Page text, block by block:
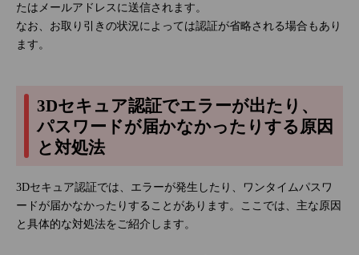
たはメールアドレスに送信されます。
なお、お取り引きの状況によっては認証が省略される場合もあり
ます。
3Dセキュア認証でエラーが出たり、
パスワードが届かなかったりする原因
と対処法
3Dセキュア認証では、エラーが発生したり、ワンタイムパスワ
ードが届かなかったりすることがあります。ここでは、主な原因
と具体的な対処法をご紹介します。